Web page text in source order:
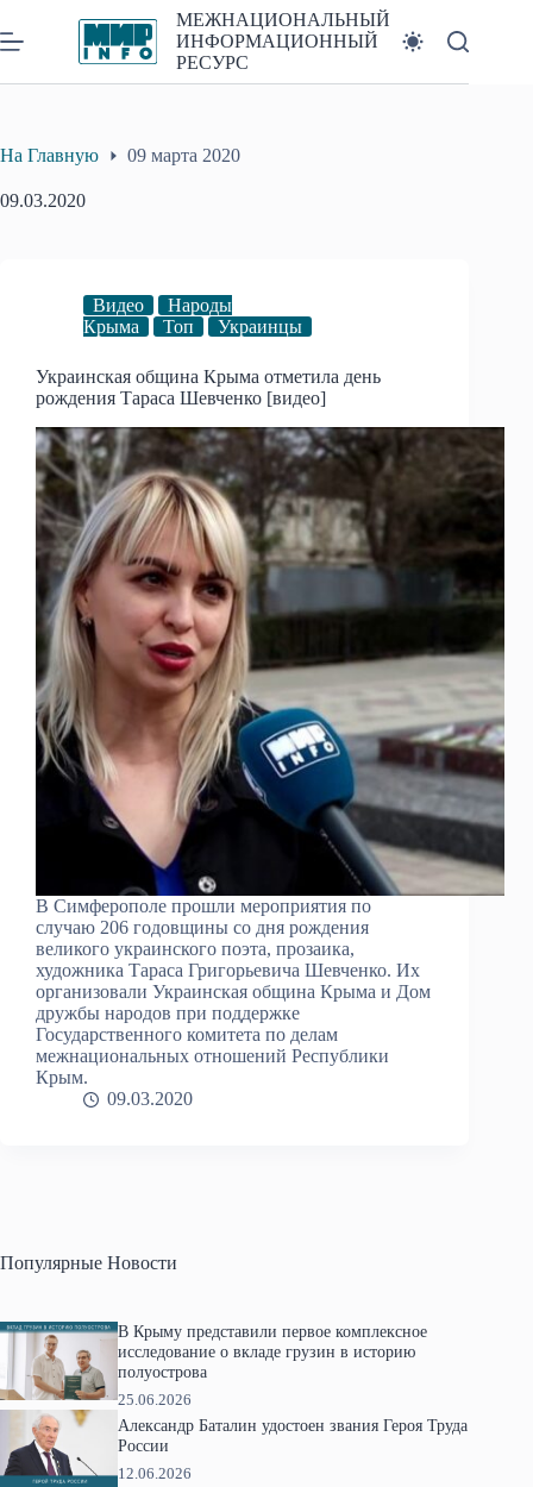
к
сути
МЕЖНАЦИОНАЛЬНЫЙ
ИНФОРМАЦИОННЫЙ
РЕСУРС
На Главную 09 марта 2020
09.03.2020
Видео
Народы
Крыма
Топ Украинцы
Украинская община Крыма отметила день
рождения Тараса Шевченко [видео]
В Симферополе прошли мероприятия по
случаю 206 годовщины со дня рождения
великого украинского поэта, прозаика,
художника Тараса Григорьевича Шевченко. Их
организовали Украинская община Крыма и Дом
дружбы народов при поддержке
Государственного комитета по делам
межнациональных отношений Республики
Крым.
09.03.2020
Популярные Новости
В Крыму представили первое комплексное
исследование о вкладе грузин в историю
полуострова
25.06.2026
Александр Баталин удостоен звания Героя Труда
России
12.06.2026